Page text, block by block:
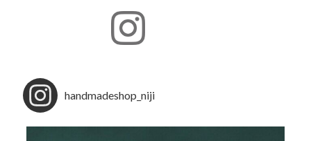
handmadeshop_niji